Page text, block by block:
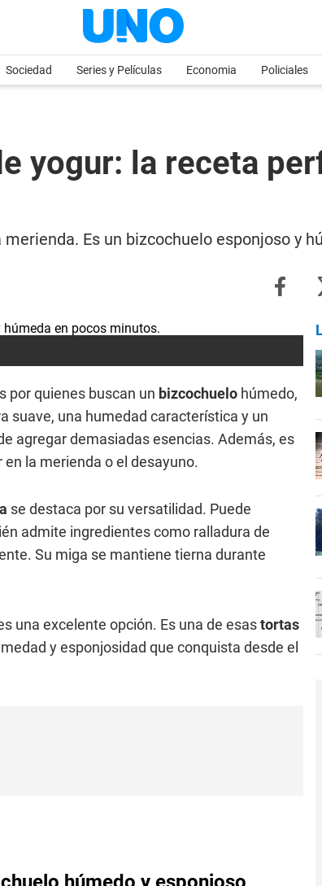
Sociedad Series y Películas Economia Policiales
yogur: la receta
Es un bizcochuelo esponjoso y
por quienes buscan un bizcochuelo húmedo,
suave, una humedad característica y un
agregar demasiadas esencias. Además, es
la merienda o el desayuno.
se destaca por su versatilidad. Puede
admite ingredientes como ralladura de
Su miga se mantiene tierna durante
una excelente opción. Es una de esastortas
y esponjosidad que conquista desde el